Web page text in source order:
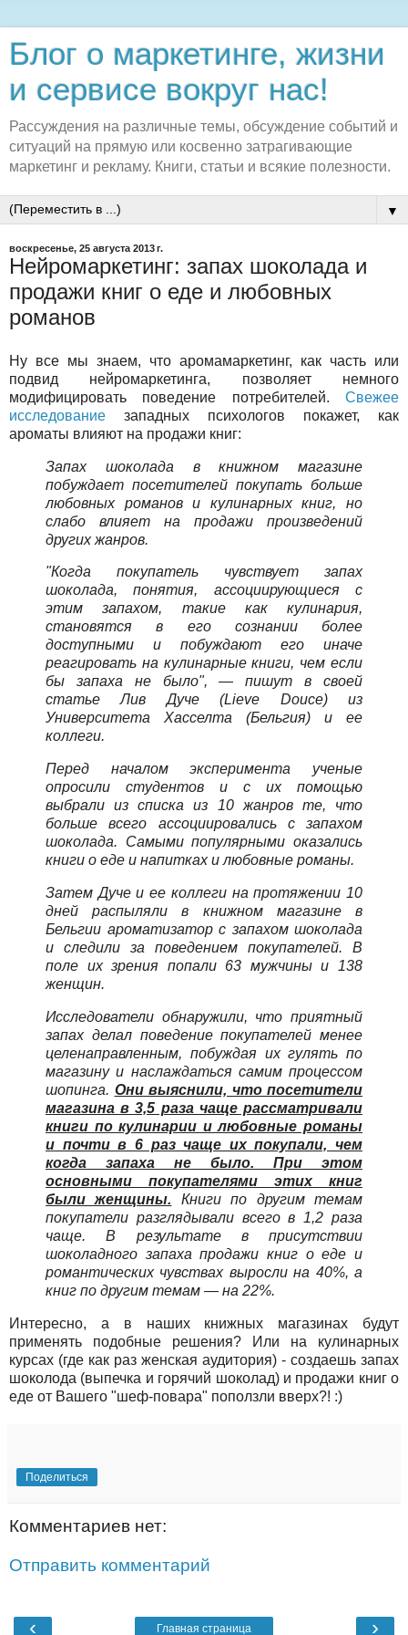
Блог о маркетинге, жизни
и сервисе вокруг нас!
Рассуждения на различные темы, обсуждение событий и
ситуаций на прямую или косвенно затрагивающие
маркетинг и рекламу. Книги, статьи и всякие полезности.
▼
воскресенье, 25 августа 2013 г.
Нейромаркетинг: запах шоколада и
продажи книг о еде и любовных
романов
Ну все мы знаем, что аромамаркетинг, как часть или
подвид нейромаркетинга, позволяет немного
модифицировать поведение потребителей. Свежее
исследование западных психологов покажет, как
ароматы влияют на продажи книг:
Запах шоколада в книжном магазине
побуждает посетителей покупать больше
любовных романов и кулинарных книг, но
слабо влияет на продажи произведений
других жанров.
"Когда покупатель чувствует запах
шоколада, понятия, ассоциирующиеся с
этим запахом, такие как кулинария,
становятся в его сознании более
доступными и побуждают его иначе
реагировать на кулинарные книги, чем если
бы запаха не было", — пишут в своей
статье Лив Дуче (Lieve Douce) из
Университета Хасселта (Бельгия) и ее
коллеги.
Перед началом эксперимента ученые
опросили студентов и с их помощью
выбрали из списка из 10 жанров те, что
больше всего ассоциировались с запахом
шоколада. Самыми популярными оказались
книги о еде и напитках и любовные романы.
Затем Дуче и ее коллеги на протяжении 10
дней распыляли в книжном магазине в
Бельгии ароматизатор с запахом шоколада
и следили за поведением покупателей. В
поле их зрения попали 63 мужчины и 138
женщин.
Исследователи обнаружили, что приятный
запах делал поведение покупателей менее
целенаправленным, побуждая их гулять по
магазину и наслаждаться самим процессом
шопинга. Они выяснили, что посетители
магазина в 3,5 раза чаще рассматривали
книги по кулинарии и любовные романы
и почти в 6 раз чаще их покупали, чем
когда запаха не было. При этом
основными покупателями этих книг
были женщины. Книги по другим темам
покупатели разглядывали всего в 1,2 раза
чаще. В результате в присутствии
шоколадного запаха продажи книг о еде и
романтических чувствах выросли на 40%, а
книг по другим темам — на 22%.
Интересно, а в наших книжных магазинах будут
применять подобные решения? Или на кулинарных
курсах (где как раз женская аудитория) - создаешь запах
шоколода (выпечка и горячий шоколад) и продажи книг о
еде от Вашего "шеф-повара" поползли вверх?! :)
Поделиться
Комментариев нет:
Отправить комментарий
‹ ›
Главная страница